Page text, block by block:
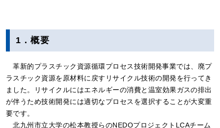
1．概要
革新的プラスチック資源循環プロセス技術開発事業では、廃プ
ラスチック資源を原材料に戻すリサイクル技術の開発を行ってき
ました。リサイクルにはエネルギーの消費と温室効果ガスの排出
が伴うため技術開発には適切なプロセスを選択することが大変重
要です。
北九州市立大学の松本教授らのNEDOプロジェクトLCAチーム